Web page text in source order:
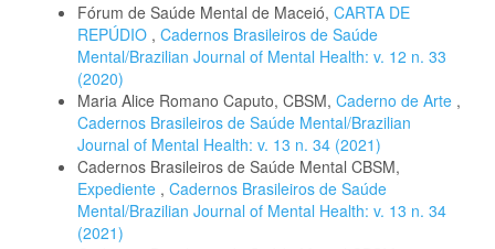
Fórum de Saúde Mental de Maceió, CARTA DE
REPÚDIO , Cadernos Brasileiros de Saúde
Mental/Brazilian Journal of Mental Health: v. 12 n. 33
(2020)
Maria Alice Romano Caputo, CBSM, Caderno de Arte ,
Cadernos Brasileiros de Saúde Mental/Brazilian
Journal of Mental Health: v. 13 n. 34 (2021)
Cadernos Brasileiros de Saúde Mental CBSM,
Expediente , Cadernos Brasileiros de Saúde
Mental/Brazilian Journal of Mental Health: v. 13 n. 34
(2021)